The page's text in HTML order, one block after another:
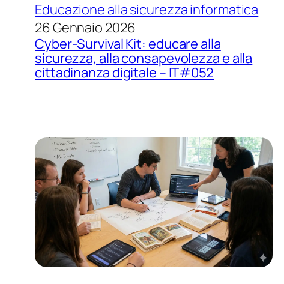
Educazione alla sicurezza informatica
26 Gennaio 2026
Cyber-Survival Kit: educare alla
sicurezza, alla consapevolezza e alla
cittadinanza digitale – IT#052